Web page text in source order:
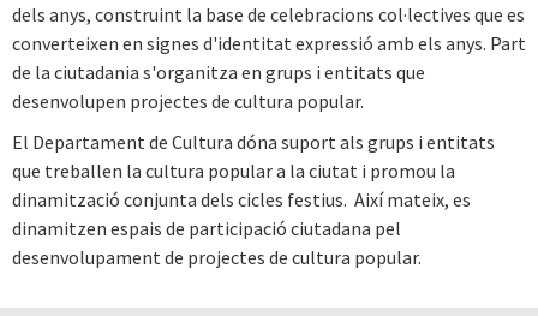
dels anys, construint la base de celebracions col·lectives que es
converteixen en signes d'identitat expressió amb els anys. Part
de la ciutadania s'organitza en grups i entitats que
desenvolupen projectes de cultura popular.
El Departament de Cultura dóna suport als grups i entitats
que treballen la cultura popular a la ciutat i promou la
dinamització conjunta dels cicles festius. Així mateix, es
dinamitzen espais de participació ciutadana pel
desenvolupament de projectes de cultura popular.